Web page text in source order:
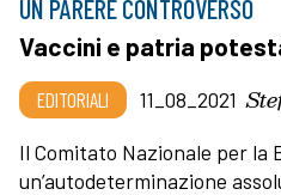
UN PARERE CONTROVERSO
Vaccini e patria
EDITORIALI 11_08_2021
Il Comitato Nazionale per la
un’autodeterminazione